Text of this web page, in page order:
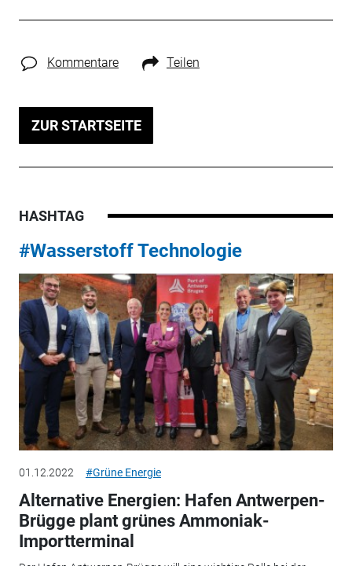
Kommentare Teilen
ZUR STARTSEITE
HASHTAG
#Wasserstoff Technologie
01.12.2022 #Grüne Energie
Alternative Energien: Hafen Antwerpen-
Brügge plant grünes Ammoniak-
Importterminal